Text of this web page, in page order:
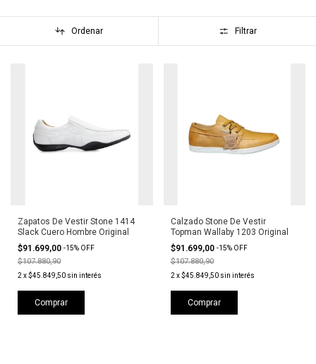
Ordenar Filtrar
Zapatos De Vestir Stone 1414
Slack Cuero Hombre Original
$91.699,00 -15% OFF
$107.880,90
2x$45.849,50 sin interés
Comprar
Calzado Stone De Vestir
Topman Wallaby 1203 Original
$91.699,00 -15% OFF
$107.880,90
2 x$45.849,50 sin interés
Comprar